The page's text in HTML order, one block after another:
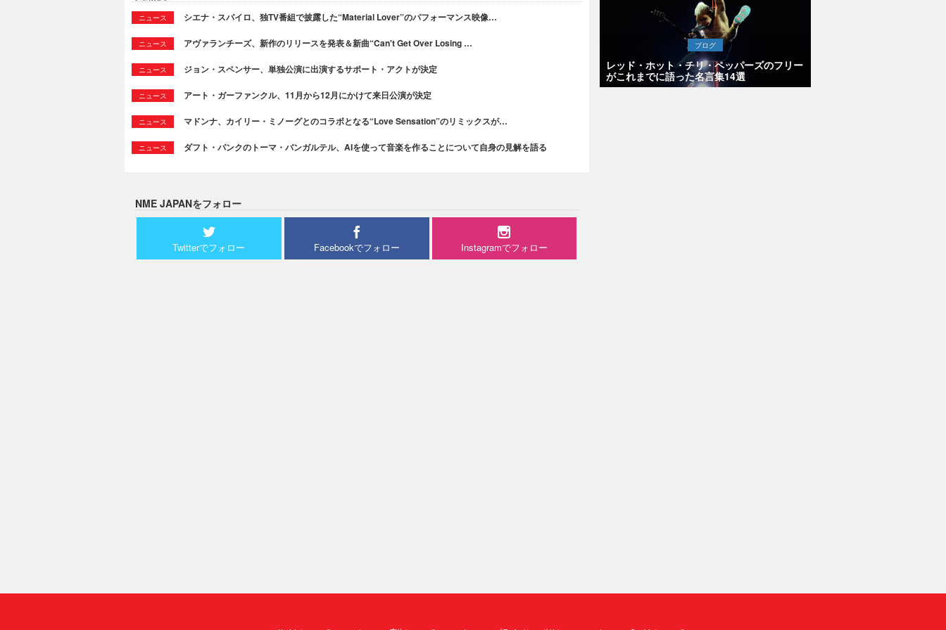
ニュース シエナ・スパイロ、独TV番組で披露した“Material Lover”のパフォーマンス映像…
ニュース アヴァランチーズ、新作のリリースを発表＆新曲“Can't Get Over Losing …
ニュース ジョン・スペンサー、単独公演に出演するサポート・アクトが決定
ニュース アート・ガーファンクル、11月から12月にかけて来日公演が決定
ニュース マドンナ、カイリー・ミノーグとのコラボとなる“Love Sensation”のリミックスが…
ニュース ダフト・パンクのトーマ・バンガルテル、AIを使って音楽を作ることについて自身の見解を語る
NME JAPANをフォロー
Twitterでフォロー Facebookでフォロー Instagramでフォロー
ブログ
レッド・ホット・チリ・ペッパーズのフリー
がこれまでに語った名言集14選